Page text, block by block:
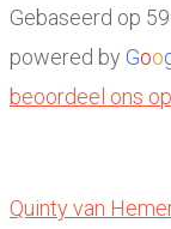
Gebaseerd op
powered by Goo
beoordeel ons op
Quinty van